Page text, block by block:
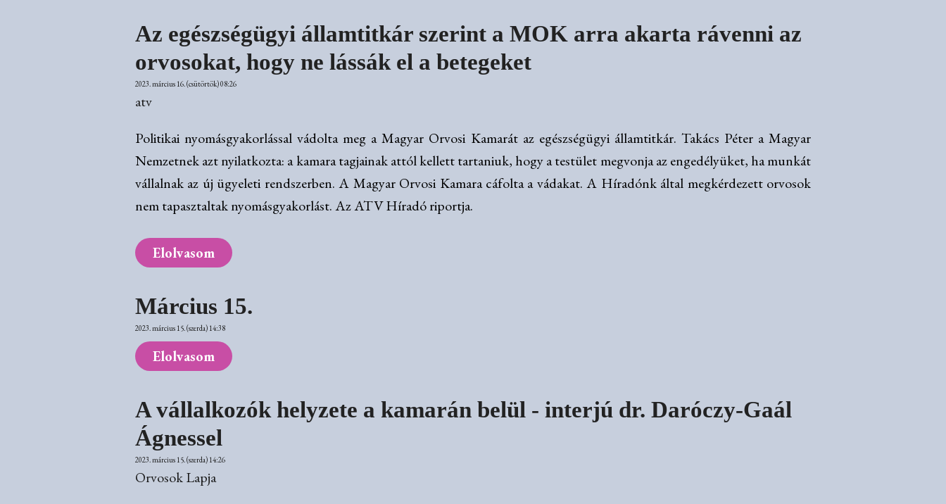
Az egészségügyi államtitkár szerint a MOK arra akarta rávenni az
orvosokat, hogy ne lássák el a betegeket
2023. március 16. (csütörtök) 08:26
atv
Politikai nyomásgyakorlással vádolta meg a Magyar Orvosi Kamarát az egészségügyi államtitkár. Takács Péter a Magyar
Nemzetnek azt nyilatkozta: a kamara tagjainak attól kellett tartaniuk, hogy a testület megvonja az engedélyüket, ha munkát
vállalnak az új ügyeleti rendszerben. A Magyar Orvosi Kamara cáfolta a vádakat. A Híradónk által megkérdezett orvosok
nem tapasztaltak nyomásgyakorlást. Az ATV Híradó riportja.
Elolvasom
Március 15.
2023. március 15. (szerda) 14:38
Elolvasom
A vállalkozók helyzete a kamarán belül - interjú dr. Daróczy-Gaál
Ágnessel
2023. március 15. (szerda) 14:26
Orvosok Lapja